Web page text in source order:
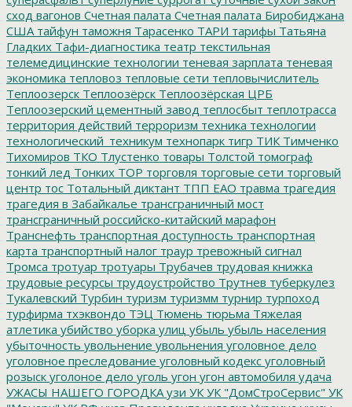
сход вагонов Счетная палата Счетная палата Биробиджана
США тайфун таможня Тарасенко ТАРИ тарифы Татьяна
Гладких Тафи-диагностика театр текстильная
телемедицинские технологии теневая зарплата теневая
экономика тепловоз тепловые сети тепловычислитель
Теплоозерск Теплоозёрск Теплоозёрская ЦРБ
Теплоозерский цементный завод теплосбыт теплотрасса
территория действий терроризм техника технологии
технологический_техникум технопарк тигр ТИК Тимченко
Тихомиров ТКО Тлустенко товары Толстой томограф
тонкий лед Тонких ТОР торговля торговые сети торговый
центр тос Тотальный диктант ТПП ЕАО травма трагедия
трагедия в Забайкалье трансграничный мост
трансграничный российско-китайский марафон
Транснефть транспортная доступность транспортная
карта транспортный налог траур тревожный сигнал
Тромса тротуар тротуары Трубачев трудовая книжка
трудовые ресурсы трудоустройство Трутнев туберкулез
Тукалевский Турбин туризм туризмм турнир турпоход
турфирма тхэквондо ТЭЦ Тюмень тюрьма Тяжелая
атлетика убийство уборка улиц убыль убыль населения
убыточность увольнение увольнения уголовное дело
уголовное преследование уголовный кодекс уголовный
розыск уголоное дело уголь угон угон автомобиля удача
УЖАСЫ НАШЕГО ГОРОДКА узи УК УК "ДомСтроСервис" УК